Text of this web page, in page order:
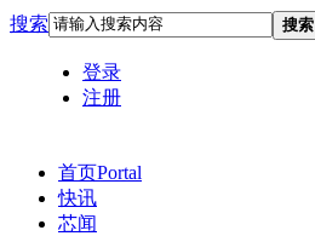
搜索 搜索
登录
注册
首页Portal
快讯
芯闻